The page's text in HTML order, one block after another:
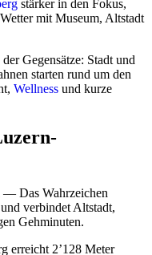
stärker in den Fokus,
mit Museum, Altstadt
Gegensätze: Stadt und
starten rund um den
Wellness und kurze
— Das Wahrzeichen
verbindet Altstadt,
Gehminuten.
erreicht 2’128 Meter